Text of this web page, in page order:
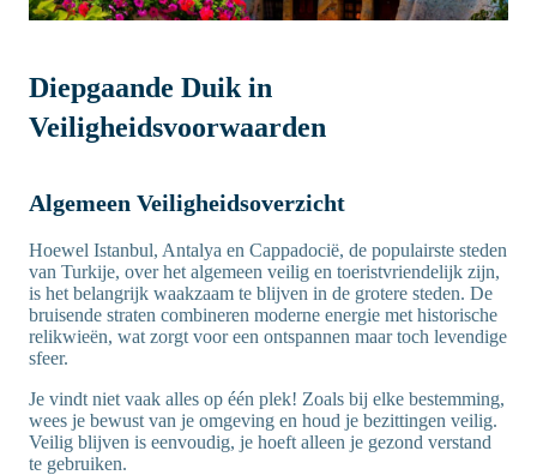
Diepgaande Duik in
Veiligheidsvoorwaarden
Algemeen Veiligheidsoverzicht
Hoewel Istanbul, Antalya en Cappadocië, de populairste steden
van Turkije, over het algemeen veilig en toeristvriendelijk zijn,
is het belangrijk waakzaam te blijven in de grotere steden. De
bruisende straten combineren moderne energie met historische
relikwieën, wat zorgt voor een ontspannen maar toch levendige
sfeer.
Je vindt niet vaak alles op één plek! Zoals bij elke bestemming,
wees je bewust van je omgeving en houd je bezittingen veilig.
Veilig blijven is eenvoudig, je hoeft alleen je gezond verstand
te gebruiken.